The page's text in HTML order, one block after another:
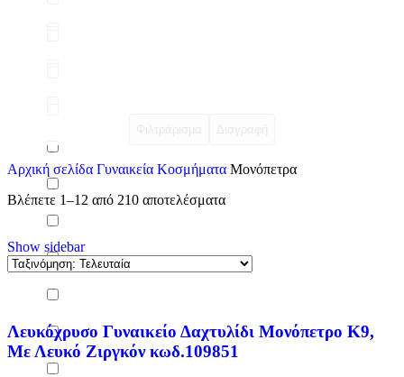
Αρχική σελίδα Γυναικεία Κοσμήματα Μονόπετρα
Βλέπετε 1–12 από 210 αποτελέσματα
Show sidebar
Λευκόχρυσο Γυναικείο Δαχτυλίδι Μονόπετρο Κ9,
Με Λευκό Ζιργκόν κωδ.109851